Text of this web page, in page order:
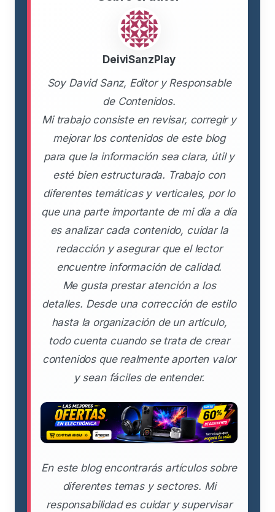
DeiviSanzPlay
Soy David Sanz, Editor y Responsable
de Contenidos.
Mi trabajo consiste en revisar, corregir y
mejorar los contenidos de este blog
para que la información sea clara, útil y
esté bien estructurada. Trabajo con
diferentes temáticas y verticales, por lo
que una parte importante de mi día a día
es analizar cada contenido, cuidar la
redacción y asegurar que el lector
encuentre información de calidad.
Me gusta prestar atención a los
detalles. Desde una corrección de estilo
hasta la organización de un artículo,
todo cuenta cuando se trata de crear
contenidos que realmente aporten valor
y sean fáciles de entender.
En este blog encontrarás artículos sobre
diferentes temas y sectores. Mi
responsabilidad es cuidar y supervisar